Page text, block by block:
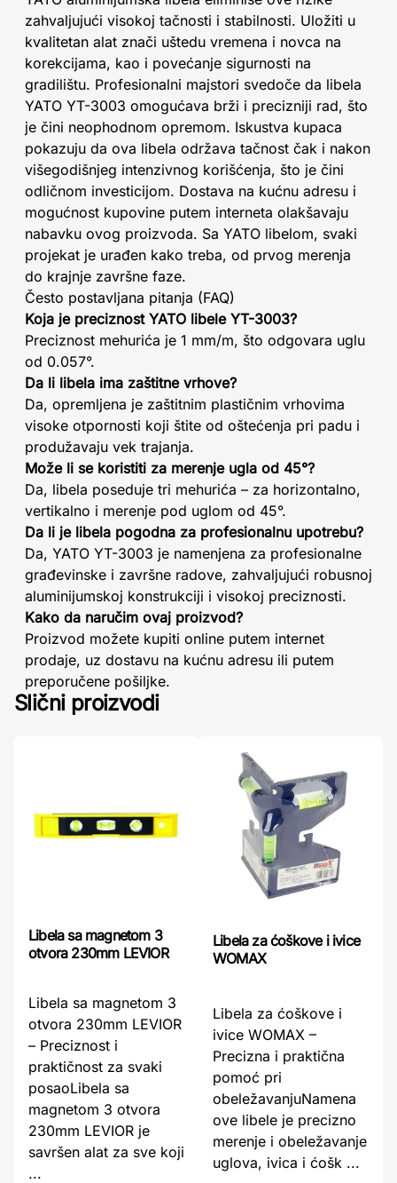
zahvaljujući visokoj tačnosti i stabilnosti. Uložiti u
kvalitetan alat znači uštedu vremena i novca na
korekcijama, kao i povećanje sigurnosti na
gradilištu. Profesionalni majstori svedoče da libela
YATO YT-3003 omogućava brži i precizniji rad, što
je čini neophodnom opremom. Iskustva kupaca
pokazuju da ova libela održava tačnost čak i nakon
višegodišnjeg intenzivnog korišćenja, što je čini
odličnom investicijom. Dostava na kućnu adresu i
mogućnost kupovine putem interneta olakšavaju
nabavku ovog proizvoda. Sa YATO libelom, svaki
projekat je urađen kako treba, od prvog merenja
do krajnje završne faze.
Često postavljana pitanja (FAQ)
Koja je preciznost YATO libele YT-3003?
Preciznost mehurića je 1 mm/m, što odgovara uglu
od 0.057°.
Da li libela ima zaštitne vrhove?
Da, opremljena je zaštitnim plastičnim vrhovima
visoke otpornosti koji štite od oštećenja pri padu i
produžavaju vek trajanja.
Može li se koristiti za merenje ugla od 45°?
Da, libela poseduje tri mehurića – za horizontalno,
vertikalno i merenje pod uglom od 45°.
Da li je libela pogodna za profesionalnu upotrebu?
Da, YATO YT-3003 je namenjena za profesionalne
građevinske i završne radove, zahvaljujući robusnoj
aluminijumskoj konstrukciji i visokoj preciznosti.
Kako da naručim ovaj proizvod?
Proizvod možete kupiti online putem internet
prodaje, uz dostavu na kućnu adresu ili putem
preporučene pošiljke.
Slični proizvodi
Libela sa magnetom 3
otvora 230mm LEVIOR
Libela sa magnetom 3
otvora 230mm LEVIOR
– Preciznost i
praktičnost za svaki
posaoLibela sa
magnetom 3 otvora
230mm LEVIOR je
savršen alat za sve koji
...
Libela za ćoškove i ivice
WOMAX
Libela za ćoškove i
ivice WOMAX –
Precizna i praktična
pomoć pri
obeležavanjuNamena
ove libele je precizno
merenje i obeležavanje
uglova, ivica i ćošk ...